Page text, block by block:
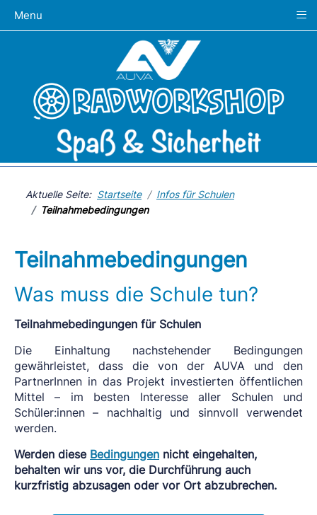
Aktuelle Seite: Startseite
Infos für Schulen
Teilnahmebedingungen
Teilnahmebedingungen
Was muss die Schule tun?
Teilnahmebedingungen für Schulen
Die Einhaltung nachstehender Bedingungen
gewährleistet, dass die von der AUVA und den
PartnerInnen in das Projekt investierten öffentlichen
Mittel – im besten Interesse aller Schulen und
Schüler:innen – nachhaltig und sinnvoll verwendet
werden.
Werden diese Bedingungen nicht eingehalten,
behalten wir uns vor, die Durchführung auch
kurzfristig abzusagen oder vor Ort abzubrechen.
Menu ≡